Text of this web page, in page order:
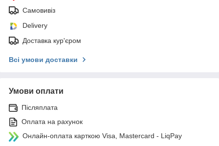
Самовивіз
Delivery
Доставка кур'єром
Всі умови доставки
Умови оплати
Післяплата
Оплата на рахунок
Онлайн-оплата карткою Visa, Mastercard - LiqPay